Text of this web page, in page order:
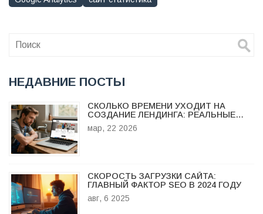
НЕДАВНИЕ ПОСТЫ
СКОЛЬКО ВРЕМЕНИ УХОДИТ НА
СОЗДАНИЕ ЛЕНДИНГА: РЕАЛЬНЫЕ
СРОКИ ОТ ИДЕИ ДО ЗАПУСКА
мар, 22 2026
СКОРОСТЬ ЗАГРУЗКИ САЙТА:
ГЛАВНЫЙ ФАКТОР SEO В 2024 ГОДУ
авг, 6 2025